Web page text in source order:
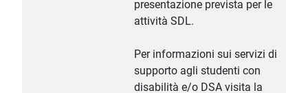
presentazione prevista per le
attività SDL.
Per informazioni sui servizi di
supporto agli studenti con
disabilità e/o DSA visita la